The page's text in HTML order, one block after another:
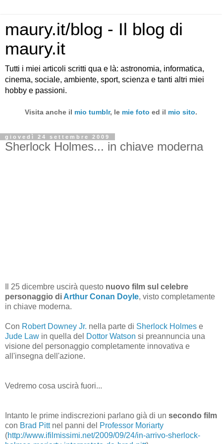
maury.it/blog - Il blog di
maury.it
Tutti i miei articoli scritti qua e là: astronomia, informatica,
cinema, sociale, ambiente, sport, scienza e tanti altri miei
hobby e passioni.
Visita anche il mio tumblr, le mie foto ed il mio sito.
giovedì 24 settembre 2009
Sherlock Holmes... in chiave moderna
Il 25 dicembre uscirà questo nuovo film sul celebre
personaggio di Arthur Conan Doyle, visto completamente
in chiave moderna.
Con Robert Downey Jr. nella parte di Sherlock Holmes e
Jude Law in quella del Dottor Watson si preannuncia una
visione del personaggio completamente innovativa e
all'insegna dell'azione.
Vedremo cosa uscirà fuori...
Intanto le prime indiscrezioni parlano già di un secondo film
con Brad Pittnel panni del Professor Moriarty
(http://www.ifilmissimi.net/2009/09/24/in-arrivo-sherlock-